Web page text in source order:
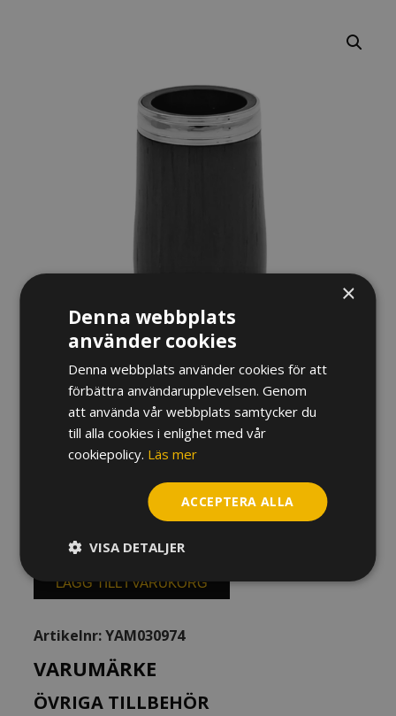
KLARINETTPÄRON YAMAHA
YCL-CSG3, 54 MM/GRENADILLA
Yamaha
YCL-
54
mm/grenadilla
mängd
LÄGG TILL I VARUKORG
Artikelnr:YAM030974
VARUMÄRKE
ÖVRIGA TILLBEHÖR
×
Denna webbplats
använder cookies
Denna webbplats använder cookies för att
förbättra användarupplevelsen. Genom
att använda vår webbplats samtycker du
till alla cookies i enlighet med vår
cookiepolicy. Läs mer
ACCEPTERA ALLA
VISA DETALJER